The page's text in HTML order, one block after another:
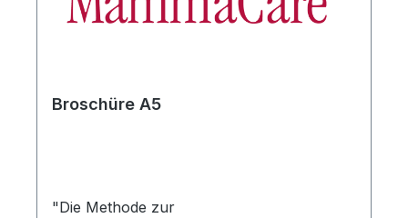
Broschüre A5
"Die Methode zur